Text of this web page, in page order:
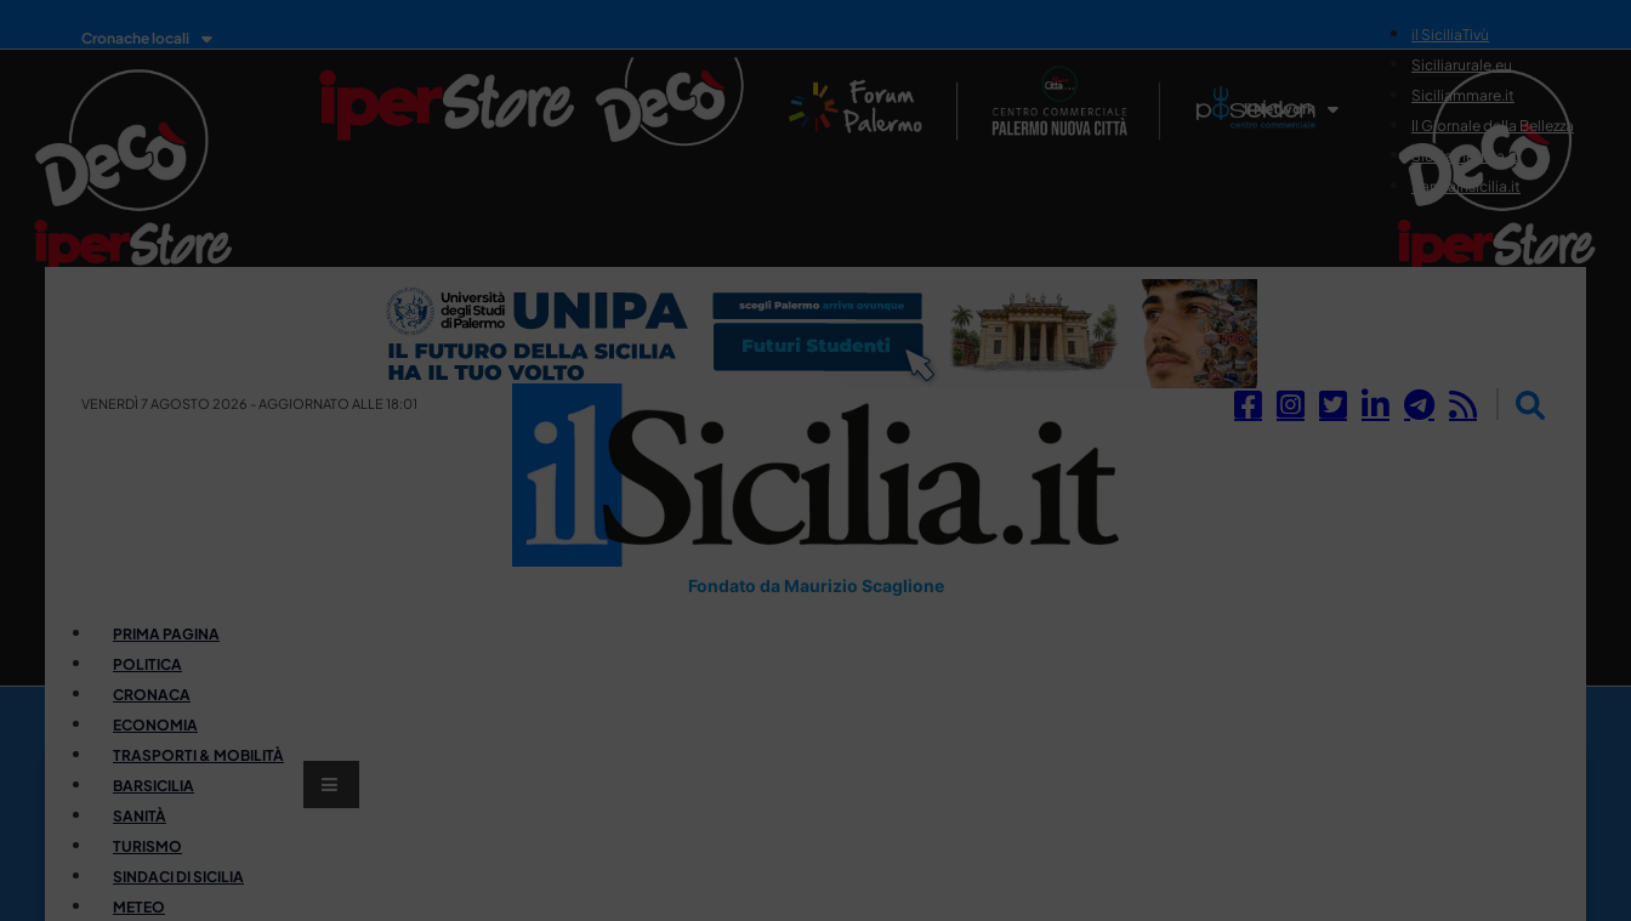
Cronache locali
Il Network
il SiciliaTivù
Siciliarurale.eu
Siciliammare.it
Il Giornale della Bellezza
Siciliamedica.it
Sanitainsicilia.it
VENERDÌ 7 AGOSTO 2026 - AGGIORNATO ALLE 18:01
Fondato da Maurizio Scaglione
PRIMA PAGINA
POLITICA
CRONACA
ECONOMIA
TRASPORTI & MOBILITÀ
BARSICILIA
SANITÀ
TURISMO
SINDACI DI SICILIA
METEO